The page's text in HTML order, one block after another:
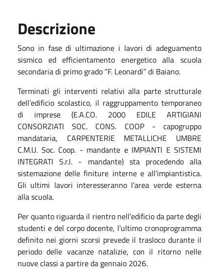
Descrizione
Sono in fase di ultimazione i lavori di adeguamento
sismico ed efficientamento energetico alla scuola
secondaria di primo grado “F. Leonardi” di Baiano.
Terminati gli interventi relativi alla parte strutturale
dell’edificio scolastico, il raggruppamento temporaneo
di imprese (E.A.CO. 2000 EDILE ARTIGIANI
CONSORZIATI SOC. CONS. COOP - capogruppo
mandataria, CARPENTERIE METALLICHE UMBRE
C.M.U. Soc. Coop. - mandante e IMPIANTI E SISTEMI
INTEGRATI S.r.l. - mandante) sta procedendo alla
sistemazione delle finiture interne e all’impiantistica.
Gli ultimi lavori interesseranno l’area verde esterna
alla scuola.
Per quanto riguarda il rientro nell’edificio da parte degli
studenti e del corpo docente, l’ultimo cronoprogramma
definito nei giorni scorsi prevede il trasloco durante il
periodo delle vacanze natalizie, con il ritorno nelle
nuove classi a partire da gennaio 2026.